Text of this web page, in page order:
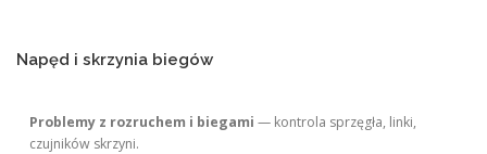
Napęd i skrzynia biegów
Problemy z rozruchem i biegami — kontrola sprzęgła, linki,
czujników skrzyni.